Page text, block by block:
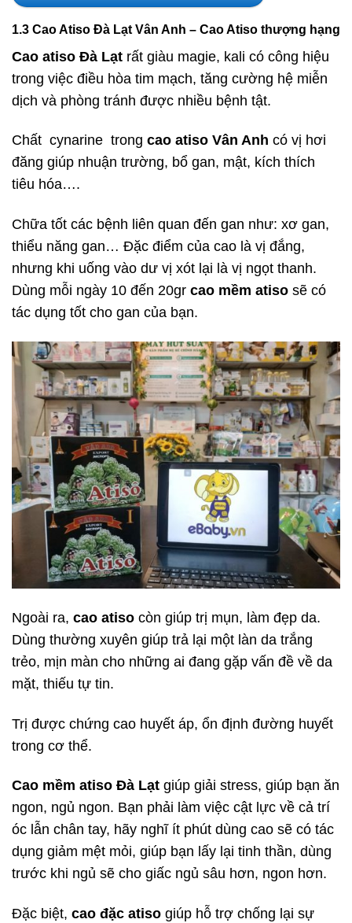
1.3 Cao Atiso Đà Lạt Vân Anh – Cao Atiso thượng hạng
Cao atiso Đà Lạt rất giàu magie, kali có công hiệu
trong việc điều hòa tim mạch, tăng cường hệ miễn
dịch và phòng tránh được nhiều bệnh tật.
Chất cynarine trong cao atiso Vân Anh có vị hơi
đăng giúp nhuận trường, bổ gan, mật, kích thích
tiêu hóa….
Chữa tốt các bệnh liên quan đến gan như: xơ gan,
thiểu năng gan… Đặc điểm của cao là vị đắng,
nhưng khi uống vào dư vị xót lại là vị ngọt thanh.
Dùng mỗi ngày 10 đến 20gr cao mềm atiso sẽ có
tác dụng tốt cho gan của bạn.
Ngoài ra, cao atiso còn giúp trị mụn, làm đẹp da.
Dùng thường xuyên giúp trả lại một làn da trắng
trẻo, mịn màn cho những ai đang gặp vấn đề về da
mặt, thiếu tự tin.
Trị được chứng cao huyết áp, ổn định đường huyết
trong cơ thể.
Cao mềm atiso Đà Lạt giúp giải stress, giúp bạn ăn
ngon, ngủ ngon. Bạn phải làm việc cật lực về cả trí
óc lẫn chân tay, hãy nghĩ ít phút dùng cao sẽ có tác
dụng giảm mệt mỏi, giúp bạn lấy lại tinh thần, dùng
trước khi ngủ sẽ cho giấc ngủ sâu hơn, ngon hơn.
Đặc biệt, cao đặc atiso giúp hỗ trợ chống lại sự